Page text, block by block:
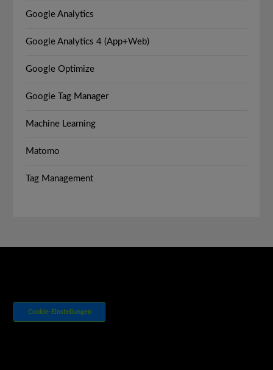
Google Analytics
Google Analytics 4 (App+Web)
Google Optimize
Google Tag Manager
Machine Learning
Matomo
Tag Management
Cookie-Einstellungen